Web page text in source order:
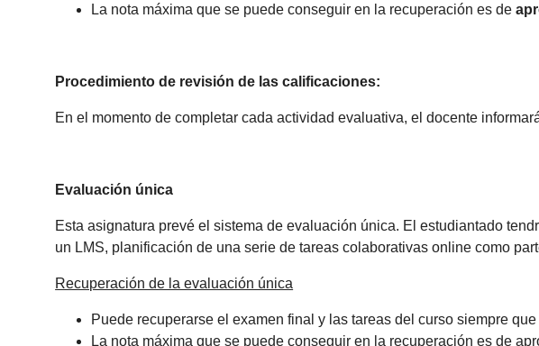
La nota máxima que se puede conseguir en la recuperación es de
Procedimiento de revisión de las calificaciones:
En el momento de completar cada actividad evaluativa, el docente
Evaluación única
Esta asignatura prevé el sistema de evaluación única. El estudiantado
un LMS, planificación de una serie de tareas colaborativas online como
Recuperación de la evaluación única
Puede recuperarse el examen final y las tareas del curso siempre
La nota máxima que se puede conseguir en la recuperación es de